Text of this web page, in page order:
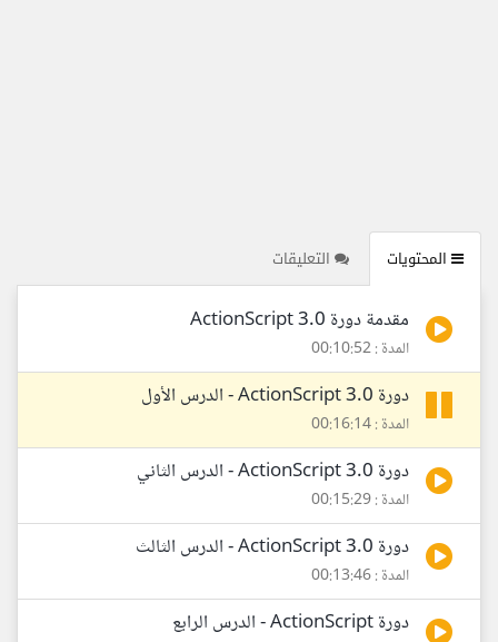
المحتويات التعليقات
مقدمة دورة ActionScript 3.0
المدة : 00:10:52
دورة ActionScript 3.0 - الدرس الأول
المدة : 00:16:14
دورة ActionScript 3.0 - الدرس الثاني
المدة : 00:15:29
دورة ActionScript 3.0 - الدرس الثالث
المدة : 00:13:46
دورة ActionScript - الدرس الرابع